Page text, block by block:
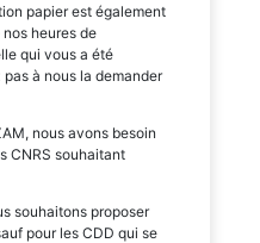
papier est également
heures de
qui vous a été
à nous la demander
nous avons besoin
CNRS souhaitant
souhaitons proposer
pour les CDD qui se